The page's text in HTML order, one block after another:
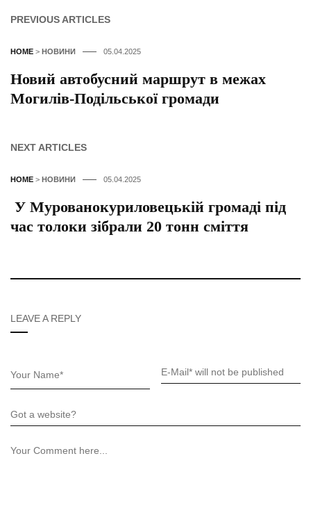
PREVIOUS ARTICLES
HOME > НОВИНИ 05.04.2025
Новий автобусний маршрут в межах
Могилів-Подільської громади
NEXT ARTICLES
HOME > НОВИНИ 05.04.2025
У Мурованокуриловецькій громаді під
час толоки зібрали 20 тонн сміття
LEAVE A REPLY